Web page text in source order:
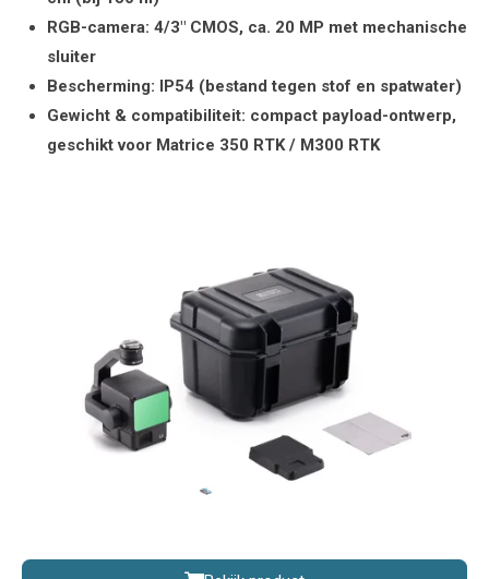
RGB-camera: 4/3" CMOS, ca. 20 MP met mechanische
sluiter
Bescherming: IP54 (bestand tegen stof en spatwater)
Gewicht & compatibiliteit: compact payload-ontwerp,
geschikt voor Matrice 350 RTK / M300 RTK